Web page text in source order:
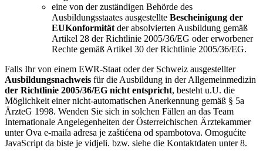
eine von der zuständigen Behörde des
Ausbildungsstaates ausgestellte Bescheinigung der
EUKonformität der absolvierten Ausbildung gemäß
Artikel 28 der Richtlinie 2005/36/EG oder erworbener
Rechte gemäß Artikel 30 der Richtlinie 2005/36/EG.
Falls Ihr von einem EWR-Staat oder der Schweiz ausgestellter
Ausbildungsnachweis für die Ausbildung in der Allgemeinmedizin
der Richtlinie 2005/36/EG nicht entspricht, besteht u.U. die
Möglichkeit einer nicht-automatischen Anerkennung gemäß § 5a
ÄrzteG 1998. Wenden Sie sich in solchen Fällen an das Team
Internationale Angelegenheiten der Österreichischen Ärztekammer
unterOva e-maila adresa je zaštićena od spambotova. Omogućite
JavaScript da biste je vidjeli. bzw. siehe die Kontaktdaten unter 8.